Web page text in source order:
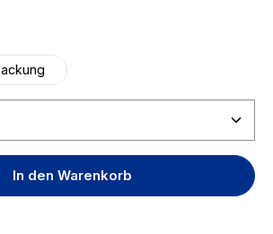
Gib den gewünschten Wert ein
In den Warenkorb